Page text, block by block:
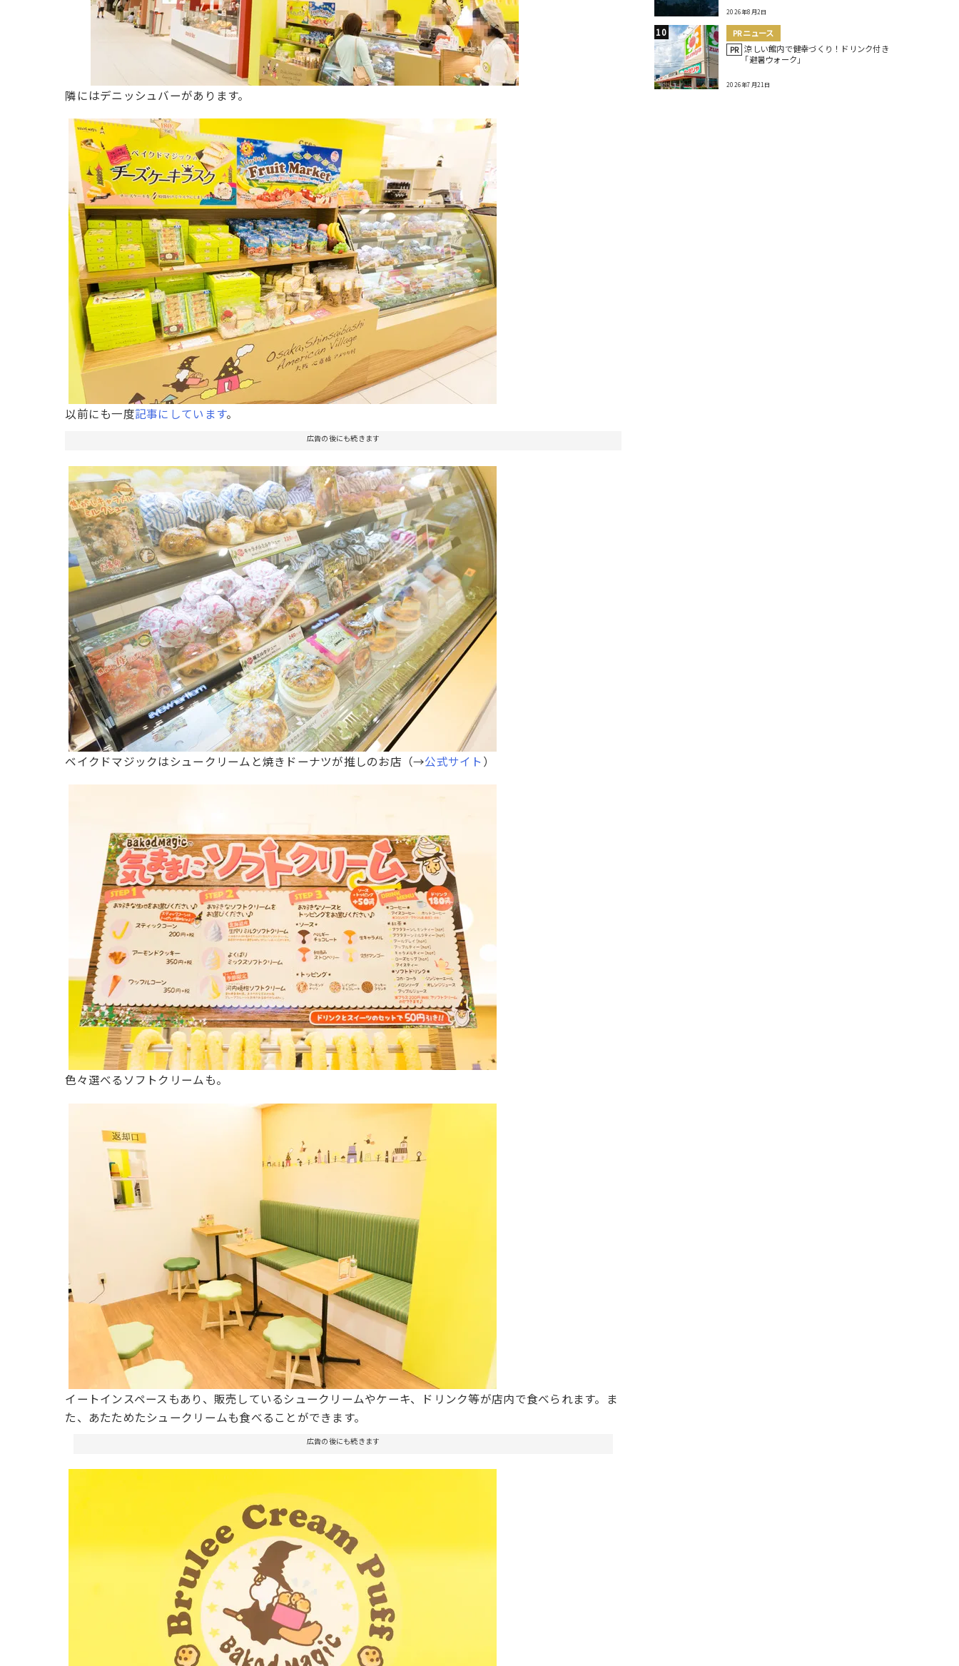
隣にはデニッシュバーがあります。
以前にも一度記事にしています。
広告の後にも続きます
ベイクドマジックはシュークリームと焼きドーナツが推しのお店（→公式サイト ）
色々選べるソフトクリームも。
イートインスペースもあり、販売しているシュークリームやケーキ、ドリンク等が店内で食べられます。ま
た、あたためたシュークリームも食べることができます。
広告の後にも続きます
2026年8月2日
PRニュース
PR 涼しい館内で健幸づくり！ドリンク付き
｢避暑ウォーク｣
2026年7月21日